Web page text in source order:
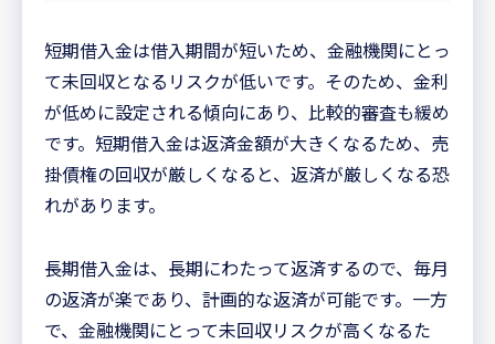
短期借入金は借入期間が短いため、金融機関にとっ
て未回収となるリスクが低いです。そのため、金利
が低めに設定される傾向にあり、比較的審査も緩め
です。短期借入金は返済金額が大きくなるため、売
掛債権の回収が厳しくなると、返済が厳しくなる恐
れがあります。
長期借入金は、長期にわたって返済するので、毎月
の返済が楽であり、計画的な返済が可能です。一方
で、金融機関にとって未回収リスクが高くなるた